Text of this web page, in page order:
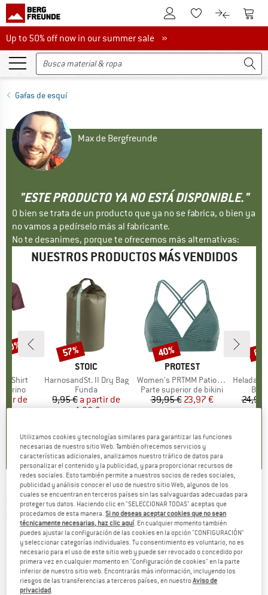
A la cuenta de cliente
A la lista de
A la A la
Up to 50% off now in our summer sale
Up to 50% off now in our summer sale »
Gafas de esquí
Max de Bergfreunde
"ESTE PRODUCTO YA NO ESTÁ DISPONIBLE."
O bien se trata de un producto que ya no se fabrica, o bien ya
no vamos a pedírselo más al fabricante.
No te desanimes, porque te ofrecemos más alternativas:
NUESTROS PRODUCTOS MÁS VENDIDOS
T-Shirt
reducido
de
MARCA
STOIC
Artículo
HarnosandSt. II Dry Bag
Product group
Funda
Precio
9,95 € Precio reducido
a partir de
4,28 €
5,0(2)
Descuento
57%
MARCA
PROTEST
Artículo
Women's PRTMM Patio Triangle
Product group
Parte superior de bikini
Precio
39,95 €Precio reducido
23,97 €
Descuento
40%
Artículo
HeladagenSt.
24,95
OAKLEY -Fall Line M S2 VLT 38% - Gafas de
esquí
(0)
Utilizamos cookies y tecnologías similares para garantizar las funciones
necesarias de nuestro sitio Web. También ofrecemos servicios y
características adicionales, analizamos nuestro tráfico de datos para
personalizar el contenido y la publicidad, y para proporcionar recursos de
redes sociales. Esto también permite a nuestros socios de redes sociales,
publicidad y análisis conocer el uso de nuestro sitio Web, algunos de los
cuales se encuentran en terceros países sin las salvaguardas adecuadas para
proteger tus datos. Haciendo clic en "SELECCIONAR TODAS" aceptas que
procedamos de esta manera.Si no deseas aceptar cookies que no sean
técnicamente necesarias, haz clic aquí. En cualquier momento también
puedes ajustar la configuración de las cookies en la opción "CONFIGURACIÓN"
y seleccionar categorías individuales. Tu consentimiento es voluntario, no es
necesario para el uso de este sitio web y puede ser revocado o concedido por
primera vez en cualquier momento en "Configuración de cookies" en la parte
inferior de nuestro sitio web. Encontrarás más información, incluyendo los
riesgos de las transferencias a terceros países, en nuestroAviso de
privacidad.